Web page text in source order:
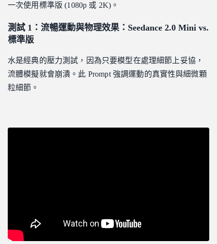
一次使用標準版 (1080p 或 2K)。
測試 1：流暢運動與物理效果：Seedance 2.0 Mini vs.
標準版
水是經典的壓力測試，因為只要模型在處理細節上妥協，
流體模擬就會崩潰。此 Prompt 強調運動的真實性與細微顆
粒細節。